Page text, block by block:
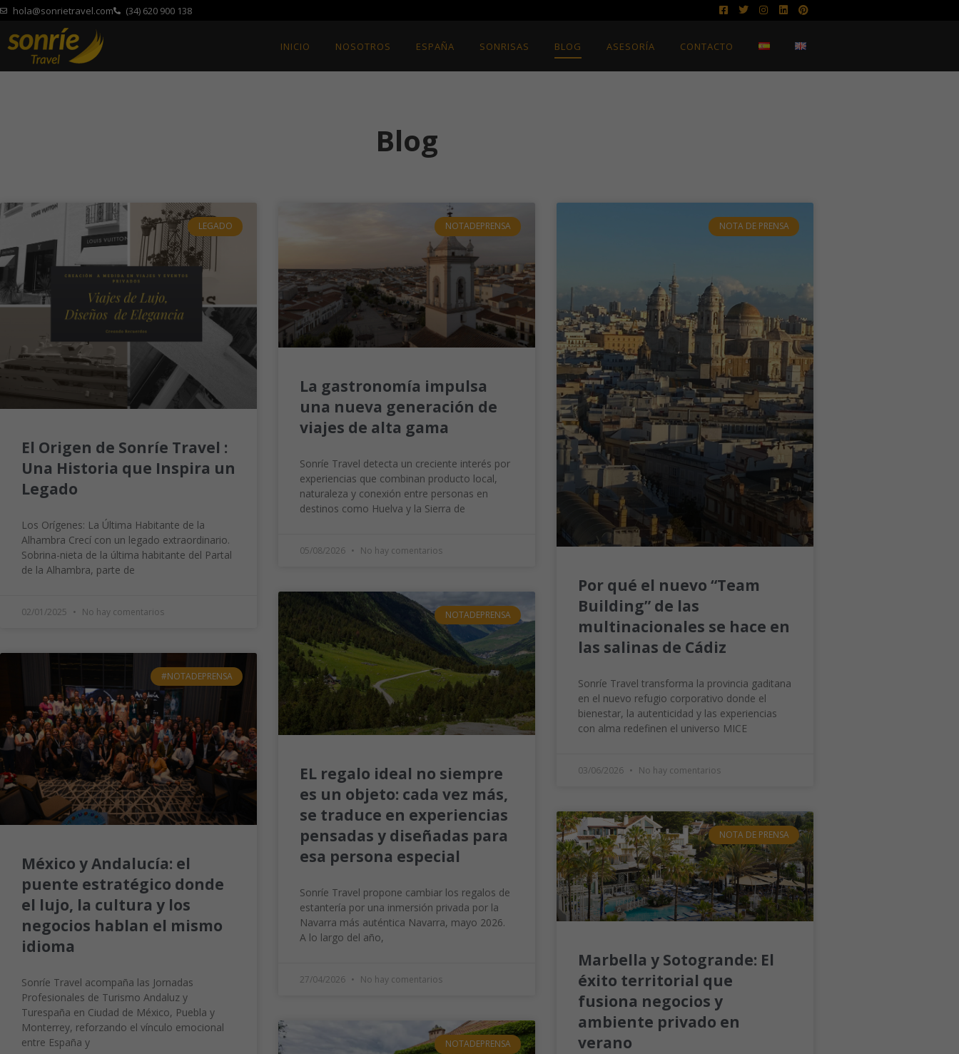
hola@sonrietravel.com (34) 620 900 138
INICIO NOSOTROS ESPAÑA SONRISAS BLOG ASESORÍA CONTACTO
Blog
LEGADO
El Origen de Sonríe Travel :
Una Historia que Inspira un
Legado
Los Orígenes: La Última Habitante de la
Alhambra Crecí con un legado extraordinario.
Sobrina-nieta de la última habitante del Partal
de la Alhambra, parte de
02/01/2025 No hay comentarios
NOTADEPRENSA
La gastronomía impulsa
una nueva generación de
viajes de alta gama
Sonríe Travel detecta un creciente interés por
experiencias que combinan producto local,
naturaleza y conexión entre personas en
destinos como Huelva y la Sierra de
05/08/2026 No hay comentarios
NOTA DE PRENSA
Por qué el nuevo “Team
Building” de las
multinacionales se hace en
las salinas de Cádiz
Sonríe Travel transforma la provincia gaditana
en el nuevo refugio corporativo donde el
bienestar, la autenticidad y las experiencias
con alma redefinen el universo MICE
03/06/2026 No hay comentarios
#NOTADEPRENSA
México y Andalucía: el
puente estratégico donde
el lujo, la cultura y los
negocios hablan el mismo
idioma
Sonríe Travel acompaña las Jornadas
Profesionales de Turismo Andaluz y
Turespaña en Ciudad de México, Puebla y
Monterrey, reforzando el vínculo emocional
entre España y
NOTADEPRENSA
EL regalo ideal no siempre
es un objeto: cada vez más,
se traduce en experiencias
pensadas y diseñadas para
esa persona especial
Sonríe Travel propone cambiar los regalos de
estantería por una inmersión privada por la
Navarra más auténtica Navarra, mayo 2026.
A lo largo del año,
27/04/2026 No hay comentarios
NOTA DE PRENSA
Marbella y Sotogrande: El
éxito territorial que
fusiona negocios y
ambiente privado en
verano
NOTADEPRENSA